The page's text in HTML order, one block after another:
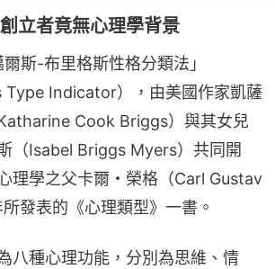
立者竟無心理學背景
斯-布里格斯性格分類法」
Type Indicator），由美國作家凱薩
Cook Briggs）與其女兒
（Isabel Briggs Myers）共同開
理學之父卡爾・榮格（Carl Gustav
發表的《心理類型》一書。
八種心理功能，分別為思維、情